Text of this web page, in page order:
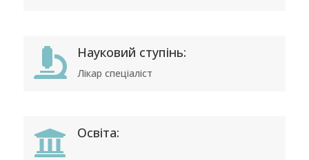
 Науковий ступінь:
Лікар спеціаліст
 Освіта: